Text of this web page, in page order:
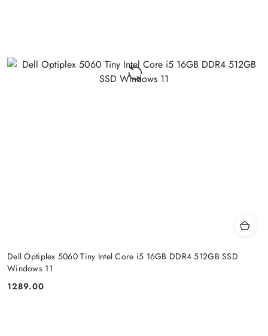
Dell Optiplex 5060 Tiny Intel Core i5 16GB DDR4 512GB SSD
Windows 11
Cena:
1289.00